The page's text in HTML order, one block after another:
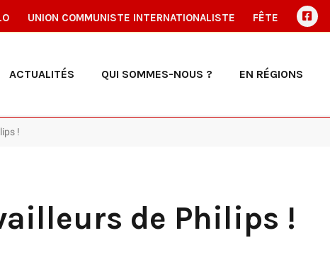
UNION COMMUNISTE INTERNATIONALISTE FÊTE
ACTUALITÉS QUI SOMMES-NOUS ? EN RÉGIONS
!
de Philips !